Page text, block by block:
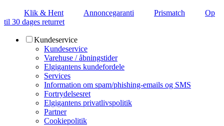
Klik & Hent Annoncegaranti Prismatch
Op
til 30 dages returret
Kundeservice
Kundeservice
Varehuse / åbningstider
Elgigantens kundefordele
Services
Information om spam/phishing-emails og SMS
Fortrydelsesret
Elgigantens privatlivspolitik
Partner
Cookiepolitik